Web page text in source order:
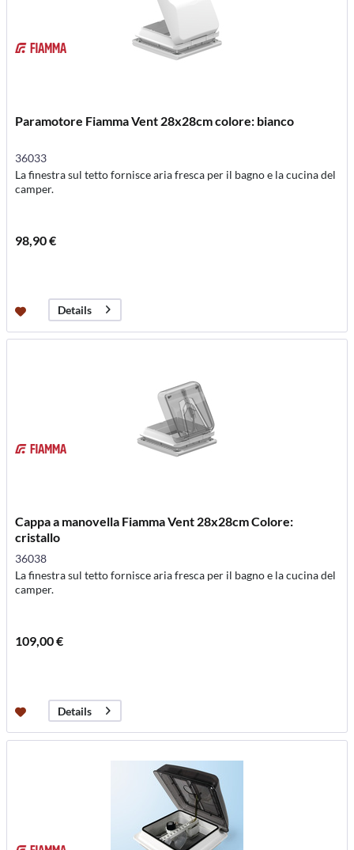
Paramotore Fiamma Vent 28x28cm colore: bianco
36033
La finestra sul tetto fornisce aria fresca per il bagno e la cucina del
camper.
98,90 €
Details
Cappa a manovella Fiamma Vent 28x28cm Colore:
cristallo
36038
La finestra sul tetto fornisce aria fresca per il bagno e la cucina del
camper.
109,00 €
Details